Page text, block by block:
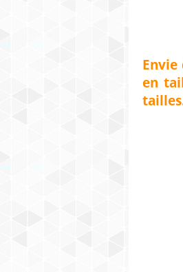
en